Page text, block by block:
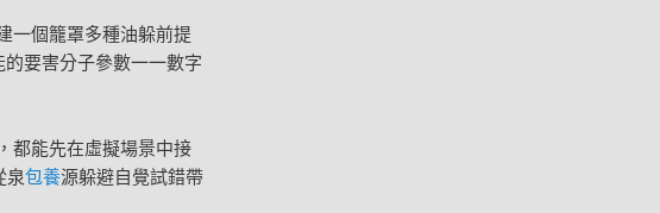
一個籠罩多種油躲前提
要害分子參數一一數字
都能先在虛擬場景中接
泉包養源躲避自覺試錯帶